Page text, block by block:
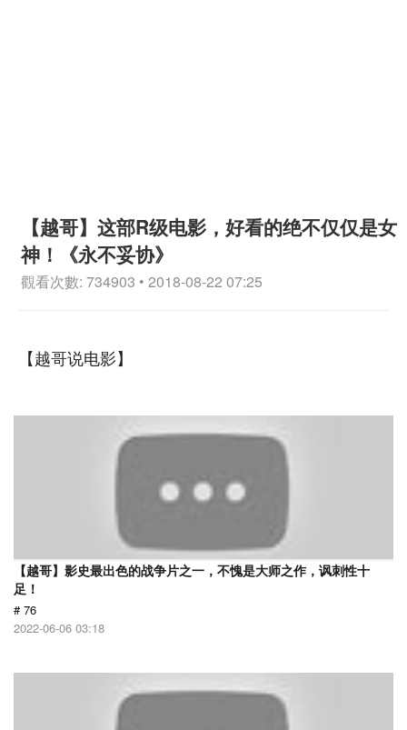
【越哥】这部R级电影，好看的绝不仅仅是女
神！《永不妥协》
觀看次數: 734903 • 2018-08-22 07:25
【越哥说电影】
【越哥】影史最出色的战争片之一，不愧是大师之作，讽刺性十
足！
# 76
2022-06-06 03:18